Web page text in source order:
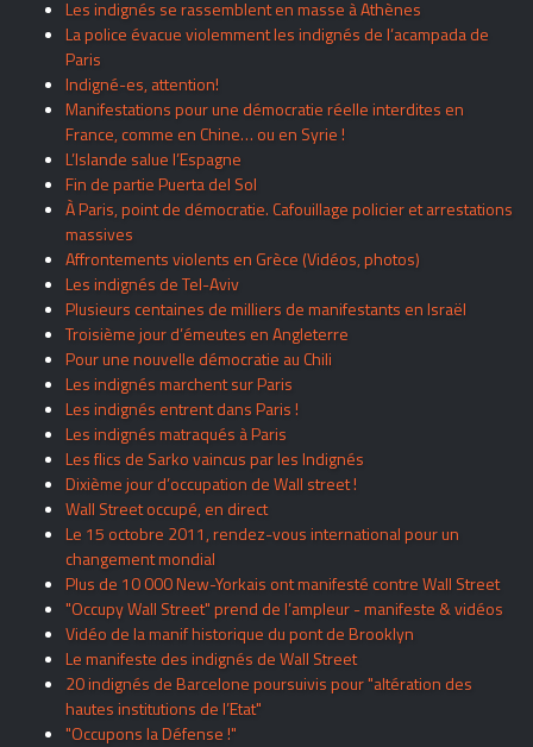
Les indignés se rassemblent en masse à Athènes
La police évacue violemment les indignés de l’acampada de
Paris
Indigné-es, attention!
Manifestations pour une démocratie réelle interdites en
France, comme en Chine… ou en Syrie !
L’Islande salue l’Espagne
Fin de partie Puerta del Sol
À Paris, point de démocratie. Cafouillage policier et arrestations
massives
Affrontements violents en Grèce (Vidéos, photos)
Les indignés de Tel-Aviv
Plusieurs centaines de milliers de manifestants en Israël
Troisième jour d’émeutes en Angleterre
Pour une nouvelle démocratie au Chili
Les indignés marchent sur Paris
Les indignés entrent dans Paris !
Les indignés matraqués à Paris
Les flics de Sarko vaincus par les Indignés
Dixième jour d’occupation de Wall street !
Wall Street occupé, en direct
Le 15 octobre 2011, rendez-vous international pour un
changement mondial
Plus de 10 000 New-Yorkais ont manifesté contre Wall Street
"Occupy Wall Street" prend de l’ampleur - manifeste & vidéos
Vidéo de la manif historique du pont de Brooklyn
Le manifeste des indignés de Wall Street
20 indignés de Barcelone poursuivis pour "altération des
hautes institutions de l’Etat"
"Occupons la Défense !"